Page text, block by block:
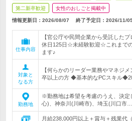
第二新卒歓迎 女性のおしごと掲載中
情報更新日：2026/08/07 終了予定日： 2026/11/
仕事内容
【官公庁や民間企業から受託した
休日125日☆未経験歓迎☆これまで
ます♪
対象と
なる方
【何らかのリーダー業務やマネジ
卒以上の方 ◆基本的なPCスキル
勤務地
※勤務地は希望を考慮のうえ、決定
心)、神奈川(川崎市)、埼玉(川口市…
月給238,000円以上＋賞与＋残業代